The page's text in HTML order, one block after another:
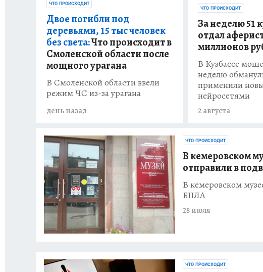
ЧТО ПРОИСХОДИТ
Двое погибли под
деревьями, 15 тыс человек
без света:Что происходит в
Смоленской области после
мощного урагана
В Смоленской области ввели
режим ЧС из-за урагана
день назад
ЧТО ПРОИСХОДИТ
За неделю 51
отдал
миллионов
В Кузбассе
неделю
применили
нейросетями
2 августа
ЧТО ПРОИСХОДИТ
В кемеровском
отправили в
В кемеровском
БПЛА
28 июля
ЧТО ПРОИСХОДИТ